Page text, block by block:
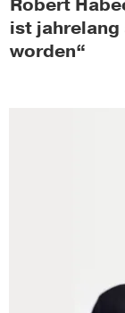
Robert
ist
worden“